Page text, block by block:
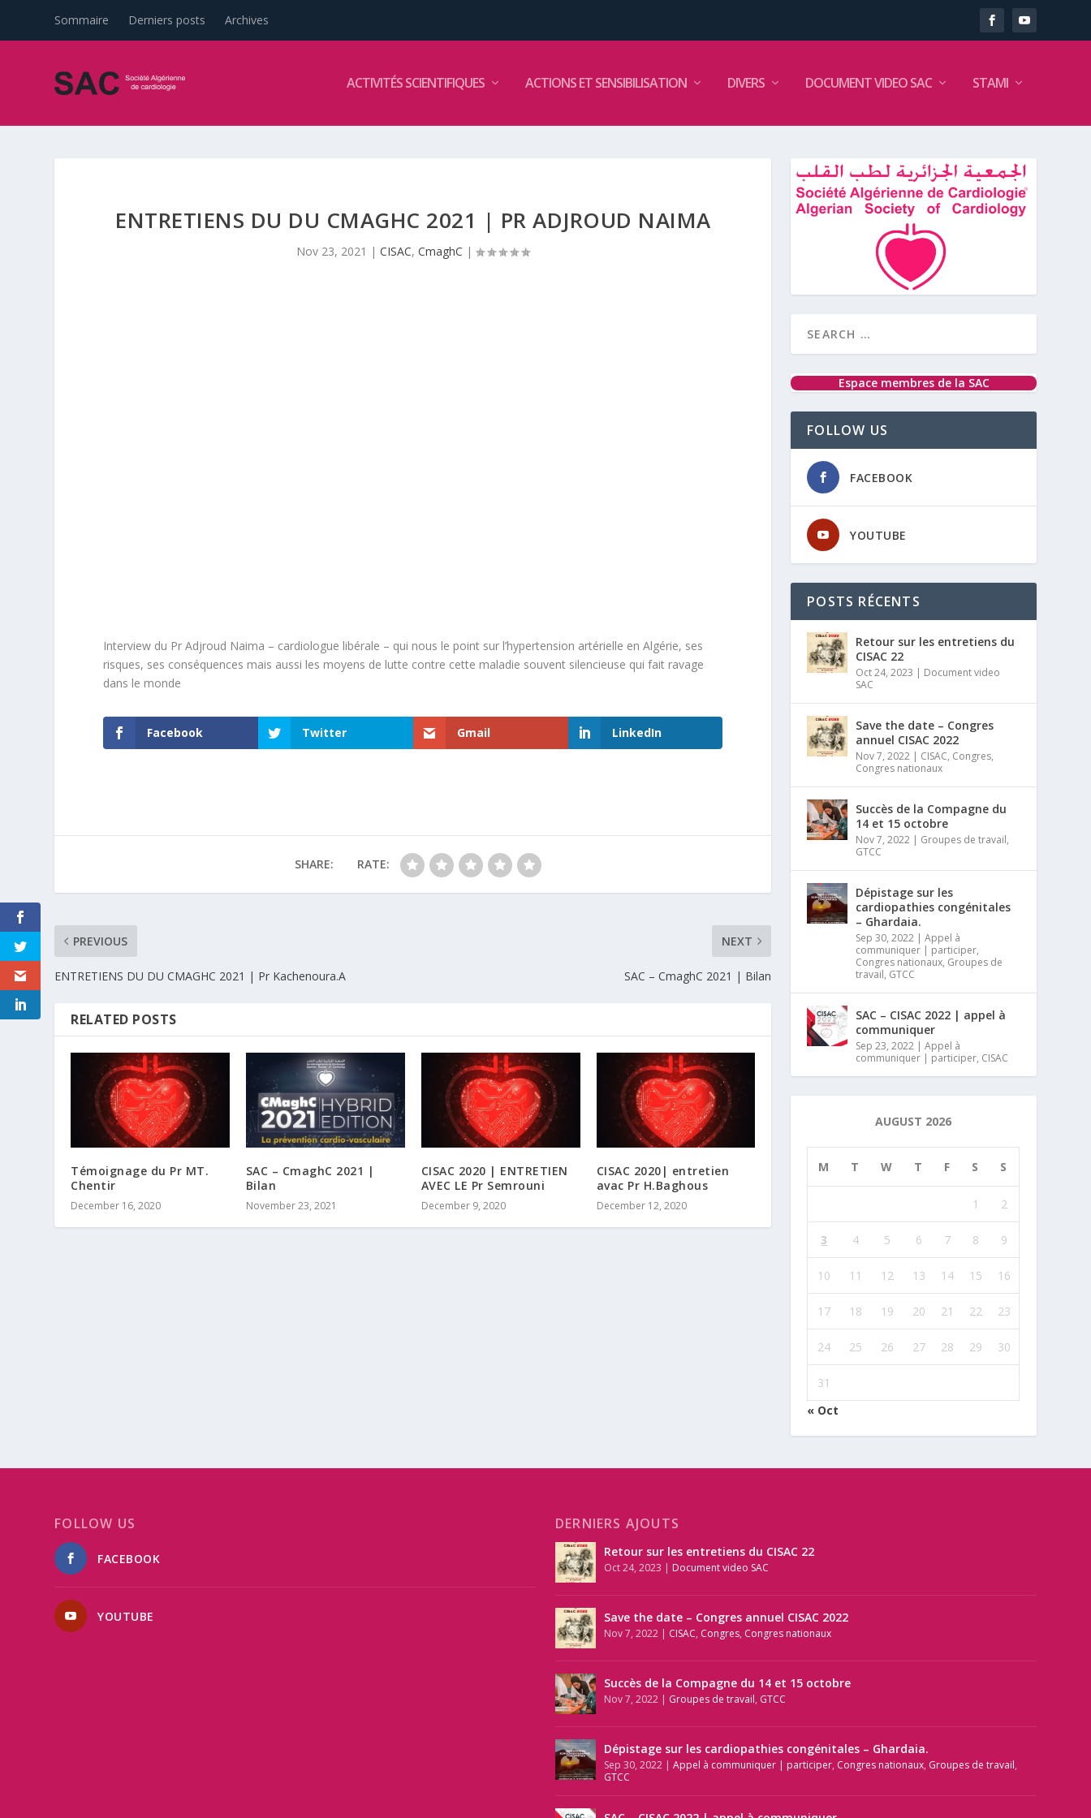
Sommaire Derniers posts Archives
ACTIVITÉS SCIENTIFIQUES ACTIONS ET SENSIBILISATION DIVERS DOCUMENT VIDEO SAC STAMI
ENTRETIENS DU DU CMAGHC 2021 | PR ADJROUD NAIMA
Nov 23, 2021 |CISAC,CmaghC |
Interview du Pr Adjroud Naima – cardiologue libérale – qui nous le point sur l’hypertension artérielle en Algérie, ses
risques, ses conséquences mais aussi les moyens de lutte contre cette maladie souvent silencieuse qui fait ravage
dans le monde
Facebook Twitter Gmail LinkedIn
SHARE: RATE:
PREVIOUS
ENTRETIENS DU DU CMAGHC 2021 | Pr Kachenoura.A
NEXT
SAC – CmaghC 2021 | Bilan
RELATED POSTS
Témoignage du Pr MT.
Chentir
December 16, 2020
SAC – CmaghC 2021 |
Bilan
November 23, 2021
CISAC 2020 | ENTRETIEN
AVEC LE Pr Semrouni
December 9, 2020
CISAC 2020| entretien
avac Pr H.Baghous
December 12, 2020
Espace membres de la SAC
FOLLOW US
FACEBOOK
YOUTUBE
POSTS RÉCENTS
Retour sur les entretiens du
CISAC 22
Oct 24, 2023 | Document video
SAC
Save the date – Congres
annuel CISAC 2022
Nov 7, 2022 | CISAC, Congres,
Congres nationaux
Succès de la Compagne du
14 et 15 octobre
Nov 7, 2022 | Groupes de travail,
GTCC
Dépistage sur les
cardiopathies congénitales
– Ghardaia.
Sep 30, 2022 |Appel à
communiquer | participer,
Congres nationaux, Groupes de
travail, GTCC
SAC – CISAC 2022 | appel à
communiquer
Sep 23, 2022 |Appel à
communiquer | participer, CISAC
AUGUST 2026
M T W T F S S
1 2
3 4 5 6 7 8 9
10 11 12 13 14 15 16
17 18 19 20 21 22 23
24 25 26 27 28 29 30
31
« Oct
FOLLOW US
FACEBOOK
YOUTUBE
DERNIERS AJOUTS
Retour sur les entretiens du CISAC 22
Oct 24, 2023 | Document video SAC
Save the date – Congres annuel CISAC 2022
Nov 7, 2022 | CISAC, Congres, Congres nationaux
Succès de la Compagne du 14 et 15 octobre
Nov 7, 2022 | Groupes de travail, GTCC
Dépistage sur les cardiopathies congénitales – Ghardaia.
Sep 30, 2022 | Appel à communiquer | participer, Congres nationaux, Groupes de travail,
GTCC